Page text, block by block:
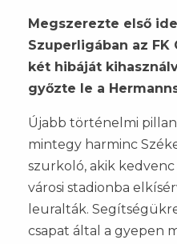
Megszerezte első
Szuperligában az
két hibáját
győzte le a
Újabb történelmi
mintegy harminc
szurkoló, akik
városi stadionba
leuralták.
csapat által a gyepen